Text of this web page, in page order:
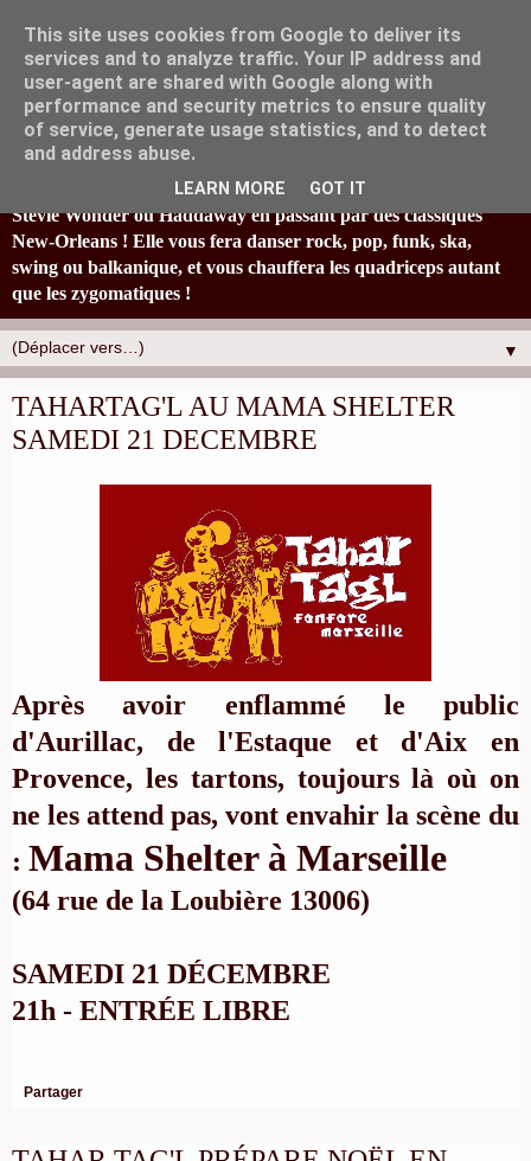
La fanfare Tahar Tag'l, originaire de Marseille, joyeusement
éclectique et à la bonne humeur typiquement locale, réinvestit
en s'amusant un paquet de standards : de Britney Spears à
Stevie Wonder ou Haddaway en passant par des classiques
New-Orleans ! Elle vous fera danser rock, pop, funk, ska,
swing ou balkanique, et vous chauffera les quadriceps autant
que les zygomatiques !
▼
TAHARTAG'L AU MAMA SHELTER
SAMEDI 21 DECEMBRE
Après avoir enflammé le public
d'Aurillac, de l'Estaque et d'Aix en
Provence, les tartons, toujours là où on
ne les attend pas, vont envahir la scène du
: Mama Shelter à Marseille
(64 rue de la Loubière 13006)
SAMEDI 21 DÉCEMBRE
21h - ENTRÉE LIBRE
Partager
This site uses cookies from Google to deliver its
services and to analyze traffic. Your IP address and
user-agent are shared with Google along with
performance and security metrics to ensure quality
of service, generate usage statistics, and to detect
and address abuse.
LEARN MORE GOT IT